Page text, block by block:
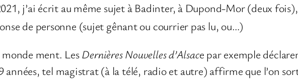
j’ai écrit au même sujet à Badinter, à Dupond-Mor (deux
de personne (sujet gênant ou courrier pas lu, ou…)
ment. LesDernières Nouvelles d’Alsace par exemple
tel magistrat (à la télé, radio et autre) affirme que l’on